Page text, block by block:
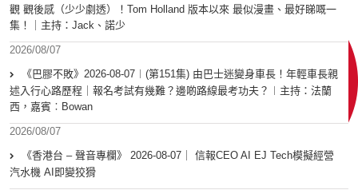
觀 觀後感（少少劇透）！Tom Holland 版本以來 最似漫畫、最好睇嘅一
集！｜主持：Jack、諾少
2026/08/07
《巴膠不敗》2026-08-07︱(第151集) 由巴士迷變身車長！年輕車長親
述入行心路歷程｜報名考試有幾難？邊啲路線最考功夫？︱主持：法蘭
西，嘉賓︰Bowan
2026/08/07
《香港台 – 聲音專欄》 2026-08-07｜ 信報CEO AI EJ Tech模擬經營
汽水機 AI即變狡猾